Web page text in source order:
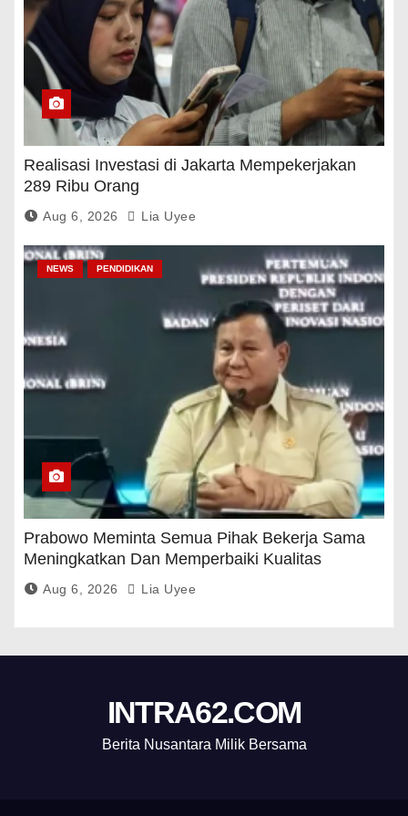
Realisasi Investasi di Jakarta Mempekerjakan
289 Ribu Orang
Aug 6, 2026 Lia Uyee
NEWS PENDIDIKAN
Prabowo Meminta Semua Pihak Bekerja Sama
Meningkatkan Dan Memperbaiki Kualitas
Pendidikan
Aug 6, 2026 Lia Uyee
INTRA62.COM
Berita Nusantara Milik Bersama